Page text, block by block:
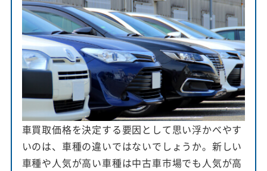
車買取価格を決定する要因として思い浮かべやす
いのは、車種の違いではないでしょうか。新しい
車種や人気が高い車種は中古車市場でも人気が高